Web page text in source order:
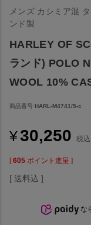
メンズ カシミア混
ンド製
HARLEY OF
ランド) POLO
WOOL 10%
商品番号 HARL-M4741/5-c
¥30,250 税込
[ 605 ポイント進呈 ]
送料込
な